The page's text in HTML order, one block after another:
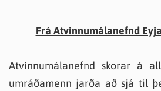
Frá Atvinnumálanefnd
Atvinnumálanefnd skorar á
umráðamenn jarða að sjá til